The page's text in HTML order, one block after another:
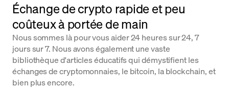
Échange de crypto rapide et peu
coûteux à portée de main
Nous sommes là pour vous aider 24 heures sur 24, 7
jours sur 7. Nous avons également une vaste
bibliothèque d'articles éducatifs qui démystifient les
échanges de cryptomonnaies, le bitcoin, la blockchain, et
bien plus encore.